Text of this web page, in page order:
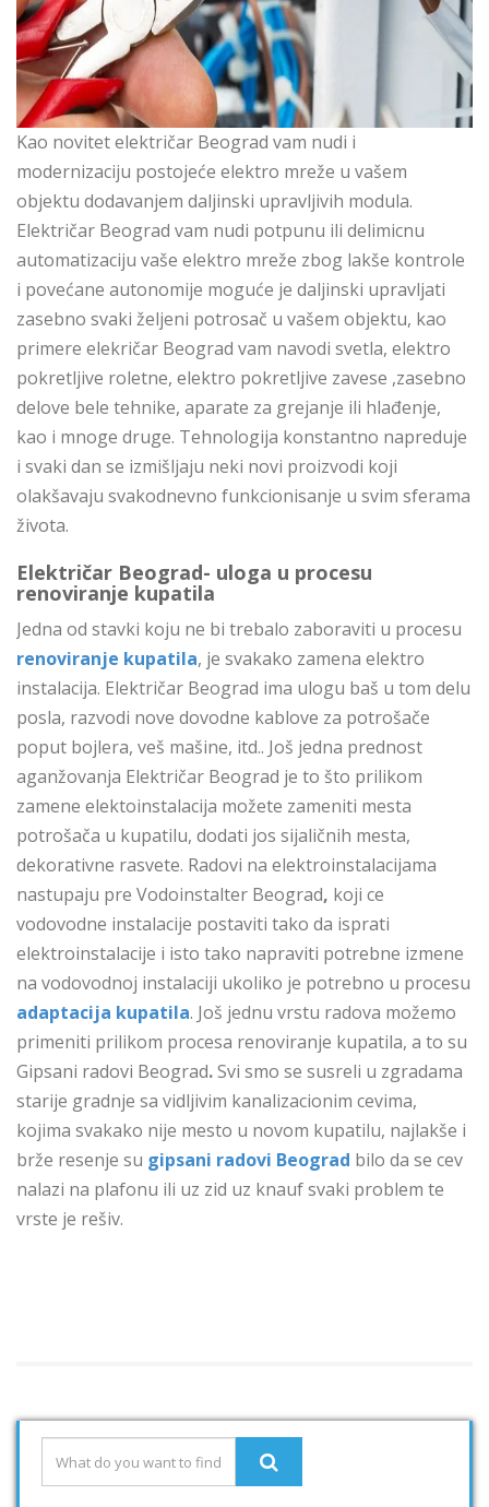
Kao novitet električar Beograd vam nudi i
modernizaciju postojeće elektro mreže u vašem
objektu dodavanjem daljinski upravljivih modula.
Električar Beograd vam nudi potpunu ili delimicnu
automatizaciju vaše elektro mreže zbog lakše kontrole
i povećane autonomije moguće je daljinski upravljati
zasebno svaki željeni potrosač u vašem objektu, kao
primere elekričar Beograd vam navodi svetla, elektro
pokretljive roletne, elektro pokretljive zavese ,zasebno
delove bele tehnike, aparate za grejanje ili hlađenje,
kao i mnoge druge. Tehnologija konstantno napreduje
i svaki dan se izmišljaju neki novi proizvodi koji
olakšavaju svakodnevno funkcionisanje u svim sferama
života.
Električar Beograd- uloga u procesu
renoviranje kupatila
Jedna od stavki koju ne bi trebalo zaboraviti u procesu
renoviranje kupatila, je svakako zamena elektro
instalacija. Električar Beograd ima ulogu baš u tom delu
posla, razvodi nove dovodne kablove za potrošače
poput bojlera, veš mašine, itd.. Još jedna prednost
aganžovanja Električar Beograd je to što prilikom
zamene elektoinstalacija možete zameniti mesta
potrošača u kupatilu, dodati jos sijaličnih mesta,
dekorativne rasvete. Radovi na elektroinstalacijama
nastupaju pre Vodoinstalter Beograd, koji ce
vodovodne instalacije postaviti tako da isprati
elektroinstalacije i isto tako napraviti potrebne izmene
na vodovodnoj instalaciji ukoliko je potrebno u procesu
adaptacija kupatila. Još jednu vrstu radova možemo
primeniti prilikom procesa renoviranje kupatila, a to su
Gipsani radovi Beograd.Svi smo se susreli u zgradama
starije gradnje sa vidljivim kanalizacionim cevima,
kojima svakako nije mesto u novom kupatilu, najlakše i
brže resenje su gipsani radovi Beograd bilo da se cev
nalazi na plafonu ili uz zid uz knauf svaki problem te
vrste je rešiv.